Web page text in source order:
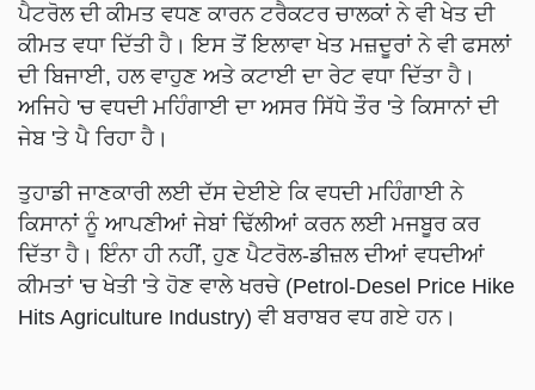
ਪੈਟਰੋਲ ਦੀ ਕੀਮਤ ਵਧਣ ਕਾਰਨ ਟਰੈਕਟਰ ਚਾਲਕਾਂ ਨੇ ਵੀ ਖੇਤ ਦੀ
ਕੀਮਤ ਵਧਾ ਦਿੱਤੀ ਹੈ। ਇਸ ਤੋਂ ਇਲਾਵਾ ਖੇਤ ਮਜ਼ਦੂਰਾਂ ਨੇ ਵੀ ਫਸਲਾਂ
ਦੀ ਬਿਜਾਈ, ਹਲ ਵਾਹੁਣ ਅਤੇ ਕਟਾਈ ਦਾ ਰੇਟ ਵਧਾ ਦਿੱਤਾ ਹੈ।
ਅਜਿਹੇ 'ਚ ਵਧਦੀ ਮਹਿੰਗਾਈ ਦਾ ਅਸਰ ਸਿੱਧੇ ਤੌਰ 'ਤੇ ਕਿਸਾਨਾਂ ਦੀ
ਜੇਬ 'ਤੇ ਪੈ ਰਿਹਾ ਹੈ।
ਤੁਹਾਡੀ ਜਾਣਕਾਰੀ ਲਈ ਦੱਸ ਦੇਈਏ ਕਿ ਵਧਦੀ ਮਹਿੰਗਾਈ ਨੇ
ਕਿਸਾਨਾਂ ਨੂੰ ਆਪਣੀਆਂ ਜੇਬਾਂ ਢਿੱਲੀਆਂ ਕਰਨ ਲਈ ਮਜਬੂਰ ਕਰ
ਦਿੱਤਾ ਹੈ। ਇੰਨਾ ਹੀ ਨਹੀਂ, ਹੁਣ ਪੈਟਰੋਲ-ਡੀਜ਼ਲ ਦੀਆਂ ਵਧਦੀਆਂ
ਕੀਮਤਾਂ 'ਚ ਖੇਤੀ 'ਤੇ ਹੋਣ ਵਾਲੇ ਖਰਚੇ (Petrol-Desel Price Hike
Hits Agriculture Industry) ਵੀ ਬਰਾਬਰ ਵਧ ਗਏ ਹਨ।